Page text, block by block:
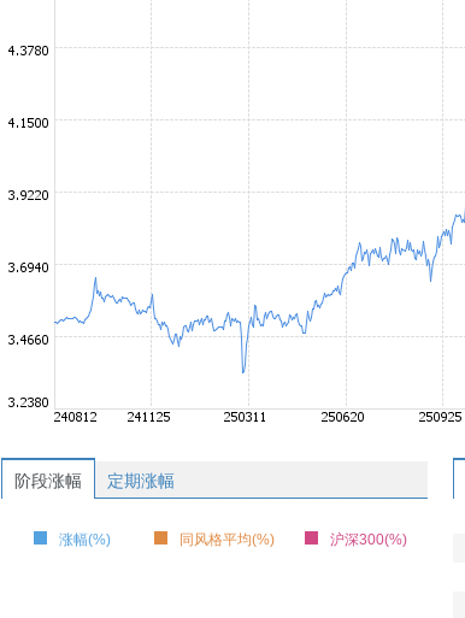
阶段涨幅 定期涨幅
涨幅(%) 同风格平均(%) 沪深300(%)